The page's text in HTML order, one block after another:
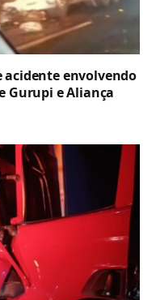
envolvendo
Gurupi e Aliança